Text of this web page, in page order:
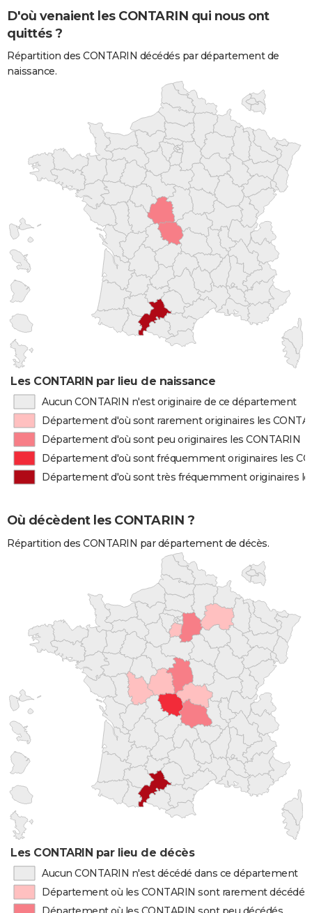
D'où venaient les CONTARIN qui nous ont
quittés ?
Répartition des CONTARIN décédés par département de
naissance.
Les CONTARIN par lieu de naissance
Aucun CONTARIN n'est originaire de ce département
Département d'où sont rarement originaires les
Département d'où sont peu originaires les CONTARIN
Département d'où sont fréquemment originaires les
Département d'où sont très fréquemment originaires
Où décèdent les CONTARIN ?
Répartition des CONTARIN par département de décès.
Les CONTARIN par lieu de décès
Aucun CONTARIN n'est décédé dans ce département
Département où les CONTARIN sont rarement décédés